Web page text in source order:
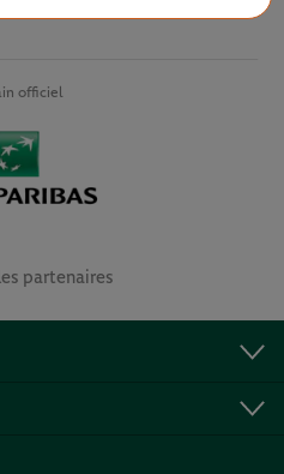
officiel
partenaires